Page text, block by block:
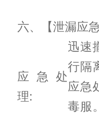
六、【泄漏应急
应急处
理:
迅速
行隔
应急
毒服